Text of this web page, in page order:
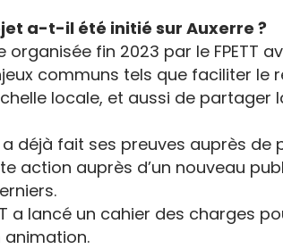
a-t-il été initié sur Auxerre ?
organisée fin 2023 par le FPETT
communs tels que faciliter
locale, et aussi de
a déjà fait ses preuves auprès de
action auprès d’un nouveau
a lancé un cahier des
animation.